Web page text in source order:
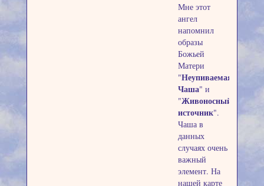
Мне этот
ангел
напомнил
образы
Божьей
Матери
"Неупиваемая
Чаша" и
"Живоносный
источник".
Чаша в
данных
случаях очень
важный
элемент. На
нашей карте